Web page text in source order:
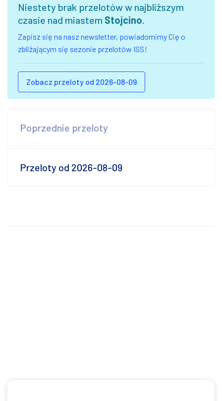
Niestety brak przelotów w najbliższym
czasie nad miastem Stojcino.
Zapisz się na nasz newsletter, powiadomimy Cię o
zbliżającym się sezonie przelotów ISS!
Zobacz przeloty od 2026-08-09
Poprzednie przeloty
Przeloty od 2026-08-09